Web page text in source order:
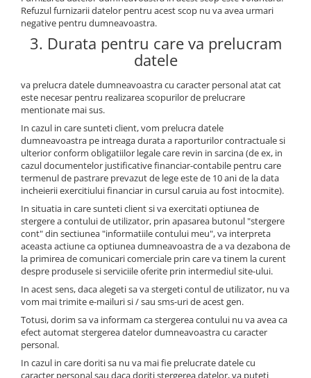
Refuzul furnizarii datelor pentru acest scop nu va avea urmari
negative pentru dumneavoastra.
3. Durata pentru care va prelucram
datele
va prelucra datele dumneavoastra cu caracter personal atat cat
este necesar pentru realizarea scopurilor de prelucrare
mentionate mai sus.
In cazul in care sunteti client, vom prelucra datele
dumneavoastra pe intreaga durata a raporturilor contractuale si
ulterior conform obligatiilor legale care revin in sarcina (de ex, in
cazul documentelor justificative financiar-contabile pentru care
termenul de pastrare prevazut de lege este de 10 ani de la data
incheierii exercitiului financiar in cursul caruia au fost intocmite).
In situatia in care sunteti client si va exercitati optiunea de
stergere a contului de utilizator, prin apasarea butonul "stergere
cont" din sectiunea "informatiile contului meu", va interpreta
aceasta actiune ca optiunea dumneavoastra de a va dezabona de
la primirea de comunicari comerciale prin care va tinem la curent
despre produsele si serviciile oferite prin intermediul site-ului.
In acest sens, daca alegeti sa va stergeti contul de utilizator, nu va
vom mai trimite e-mailuri si / sau sms-uri de acest gen.
Totusi, dorim sa va informam ca stergerea contului nu va avea ca
efect automat stergerea datelor dumneavoastra cu caracter
personal.
In cazul in care doriti sa nu va mai fie prelucrate datele cu
caracter personal sau daca doriti stergerea datelor, va puteti